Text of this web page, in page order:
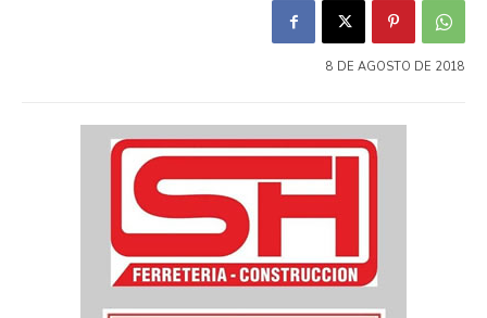
8 DE AGOSTO DE 2018